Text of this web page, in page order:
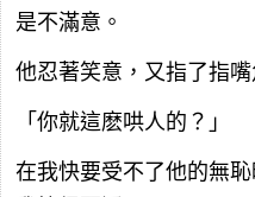
是不滿意。
他忍著笑意，又指了指嘴
「你就這麽哄人的？」
在我快要受不了他的無